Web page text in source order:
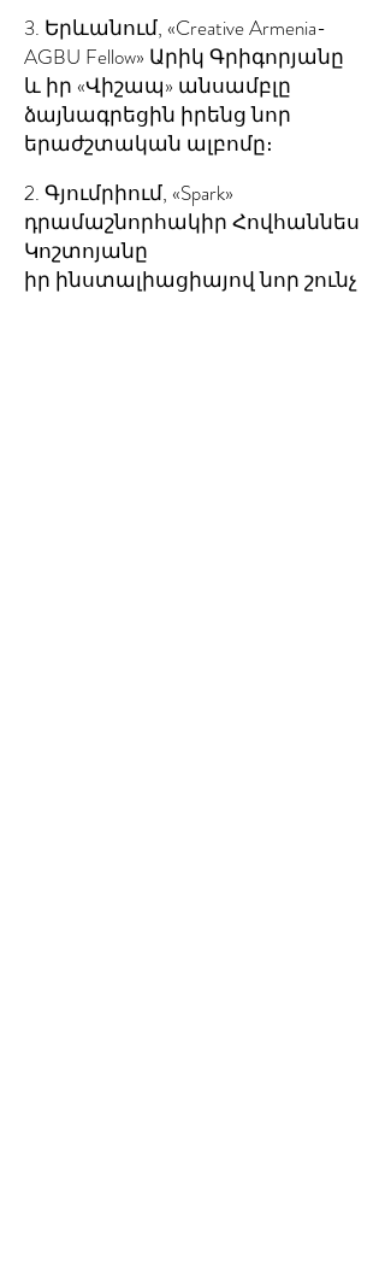
3. Երևանում, «Creative Armenia-
AGBU Fellow» Արիկ Գրիգորյանը
և իր «Վիշապ» անսամբլը
ձայնագրեցին իրենց նոր
երաժշտական ալբոմը։
2. Գյումրիում, «Spark»
դրամաշնորհակիր Հովհաննես
Կոշտոյանը
իր ինստալիացիայով նոր շունչ